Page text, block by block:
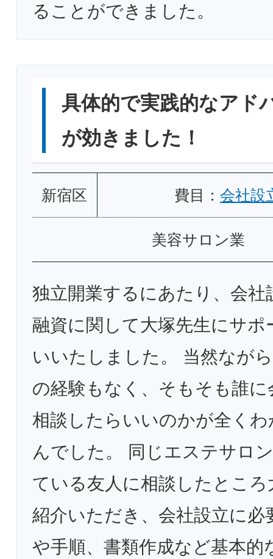
ることができました。
具体的で実践的なアド
が効きました！
新宿区 費目： 会社設
美容サロン業
独立開業するにあたり、会社
融資に関して大塚先生にサポ
いいたしました。 当然なが
の経験もなく、そもそも誰に
相談したらいいのかが全く
んでした。 同じエステサロ
ている友人に相談したところ
紹介いただき、会社設立に必
や手順、書類作成など基本的